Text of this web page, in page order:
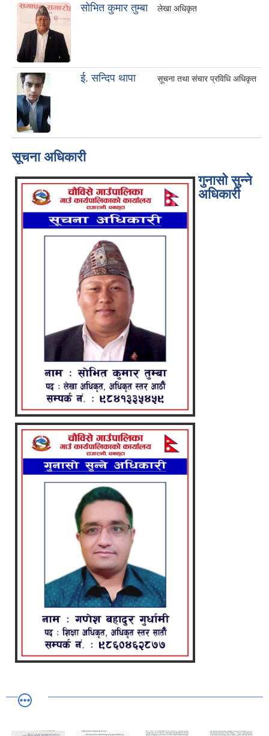
साेभित कुमार तुम्बा लेखा अधिकृत
ई. सन्दिप थापा सूचना तथा संचार प्रविधि अधिकृत
सूचना अधिकारी
गुनासो सुन्ने
अधिकारी